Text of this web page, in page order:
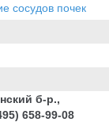
сосудов почек
б-р.,
658-99-08